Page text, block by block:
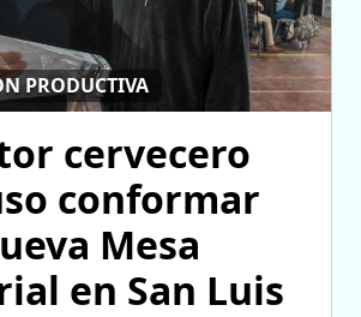
PRODUCTIVA
cervecero
conformar
Mesa
en San Luis